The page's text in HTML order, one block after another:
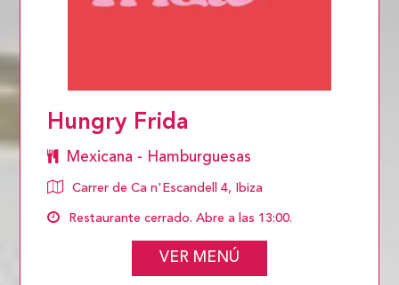
Hungry Frida
Mexicana - Hamburguesas
Carrer de Ca n'Escandell 4, Ibiza
Restaurante cerrado. Abre a las 13:00.
VER MENÚ